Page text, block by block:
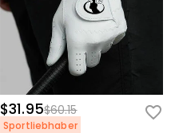
$31.95$60.15
Sportliebhaber